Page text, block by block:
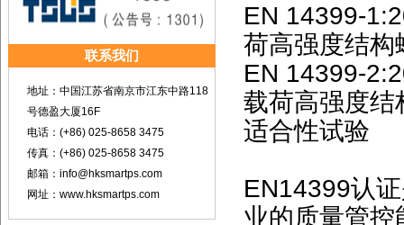
联系我们
地址：中国江苏省南京市江东中路118
号德盈大厦16F
电话：(+86) 025-8658 3475
传真：(+86) 025-8658 3475
邮箱：info@hksmartps.com
网址：www.hksmartps.com
EN 14399-
荷高强度结
EN 14399-
载荷高强度结
适合性试验
EN14399认
业的质量管